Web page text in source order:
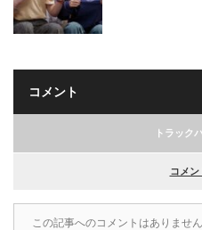
コメント
トラック
コメン
この記事へのコメントはありません